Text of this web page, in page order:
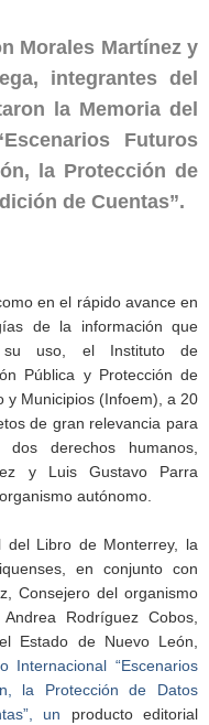
Morales Martínez y
integrantes del
la Memoria del
Futuros
la Protección de
de Cuentas”.
en el rápido avance en
de la información que
su uso, el Instituto de
Pública y Protección de
y Municipios (Infoem), a 20
de gran relevancia para
derechos humanos,
y Luis Gustavo Parra
autónomo.
del Libro de Monterrey, la
en conjunto con
Consejero del organismo
Rodríguez Cobos,
Estado de Nuevo León,
Internacional “Escenarios
la Protección de Datos
un producto editorial